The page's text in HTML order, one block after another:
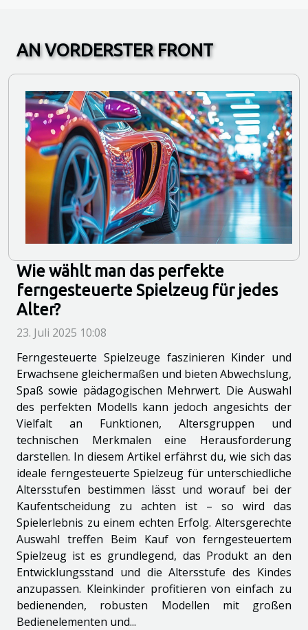
AN VORDERSTER FRONT
Wie wählt man das perfekte
ferngesteuerte Spielzeug für jedes
Alter?
23. Juli 2025 10:08
Ferngesteuerte Spielzeuge faszinieren Kinder und
Erwachsene gleichermaßen und bieten Abwechslung,
Spaß sowie pädagogischen Mehrwert. Die Auswahl
des perfekten Modells kann jedoch angesichts der
Vielfalt an Funktionen, Altersgruppen und
technischen Merkmalen eine Herausforderung
darstellen. In diesem Artikel erfährst du, wie sich das
ideale ferngesteuerte Spielzeug für unterschiedliche
Altersstufen bestimmen lässt und worauf bei der
Kaufentscheidung zu achten ist – so wird das
Spielerlebnis zu einem echten Erfolg. Altersgerechte
Auswahl treffen Beim Kauf von ferngesteuertem
Spielzeug ist es grundlegend, das Produkt an den
Entwicklungsstand und die Altersstufe des Kindes
anzupassen. Kleinkinder profitieren von einfach zu
bedienenden, robusten Modellen mit großen
Bedienelementen und...